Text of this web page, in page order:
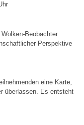
Beobachter
Perspektive
eine Karte,
überlassen. Es entsteht